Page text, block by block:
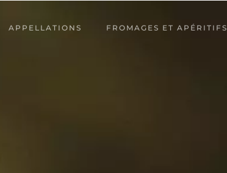
APPELLATIONS FROMAGES ET APÉRITIFS